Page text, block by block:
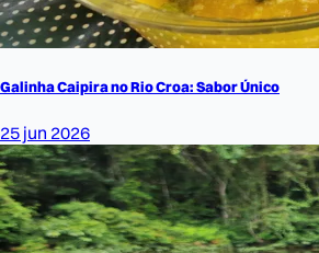
Galinha Caipira no Rio Croa: Sabor Único
25 jun 2026